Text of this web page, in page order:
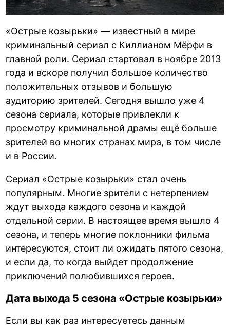
«Острые козырьки» — известный в мире
криминальный сериал с Киллианом Мёрфи в
главной роли. Сериал стартовал в ноябре 2013
года и вскоре получил большое количество
положительных отзывов и большую
аудиторию зрителей. Сегодня вышло уже 4
сезона сериала, которые привлекли к
просмотру криминальной драмы ещё больше
зрителей во многих странах мира, в том числе
и в России.
Сериал «Острые козырьки» стал очень
популярным. Многие зрители с нетерпением
ждут выхода каждого сезона и каждой
отдельной серии. В настоящее время вышло 4
сезона, и теперь многие поклонники фильма
интересуются, стоит ли ожидать пятого сезона,
и если да, то когда выйдет продолжение
приключений полюбившихся героев.
Дата выхода 5 сезона «Острые козырьки»
Если вы как раз интересуетесь данным